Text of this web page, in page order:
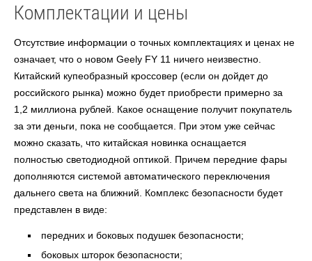
Комплектации и цены
Отсутствие информации о точных комплектациях и ценах не
означает, что о новом Geely FY 11 ничего неизвестно.
Китайский купеобразный кроссовер (если он дойдет до
российского рынка) можно будет приобрести примерно за
1,2 миллиона рублей. Какое оснащение получит покупатель
за эти деньги, пока не сообщается. При этом уже сейчас
можно сказать, что китайская новинка оснащается
полностью светодиодной оптикой. Причем передние фары
дополняются системой автоматического переключения
дальнего света на ближний. Комплекс безопасности будет
представлен в виде:
передних и боковых подушек безопасности;
боковых шторок безопасности;